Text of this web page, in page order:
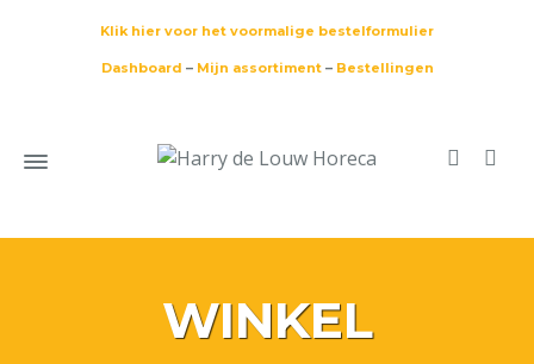
Klik hier voor het voormalige bestelformulier
Dashboard – Mijn assortiment– Bestellingen
WINKEL